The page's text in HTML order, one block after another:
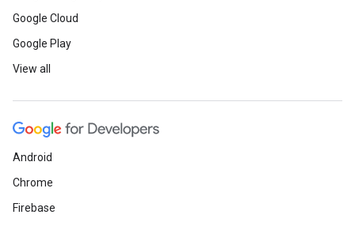
Google Cloud
Google Play
View all
Android
Chrome
Firebase